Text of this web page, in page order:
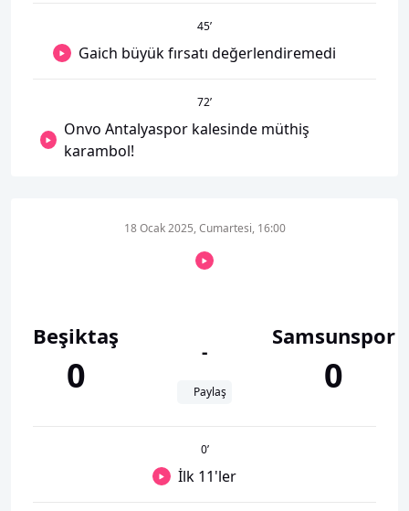
45’
Gaich büyük fırsatı değerlendiremedi
72’
Onvo Antalyaspor kalesinde müthiş
karambol!
Beşiktaş
0
18 Ocak 2025, Cumartesi, 16:00
-
Paylaş
Samsunspor
0
0’
İlk 11'ler